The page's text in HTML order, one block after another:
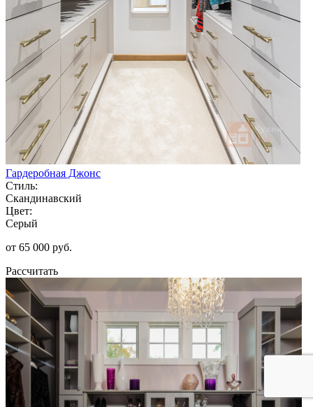
Гардеробная Джонс
Стиль:
Скандинавский
Цвет:
Серый
от 65 000 руб.
Рассчитать